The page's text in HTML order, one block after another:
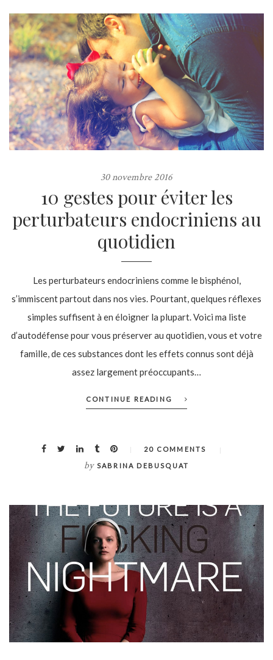
30 novembre 2016
10 gestes pour éviter les
perturbateurs endocriniens au
quotidien
Les perturbateurs endocriniens comme le bisphénol,
s’immiscent partout dans nos vies. Pourtant, quelques réflexes
simples suffisent à en éloigner la plupart. Voici ma liste
d’autodéfense pour vous préserver au quotidien, vous et votre
famille, de ces substances dont les effets connus sont déjà
assez largement préoccupants…
CONTINUE READING
20 COMMENTS
by SABRINA DEBUSQUAT